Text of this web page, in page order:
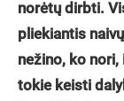
norėtų dirbti.
pliekiantis
nežino, ko
tokie keisti